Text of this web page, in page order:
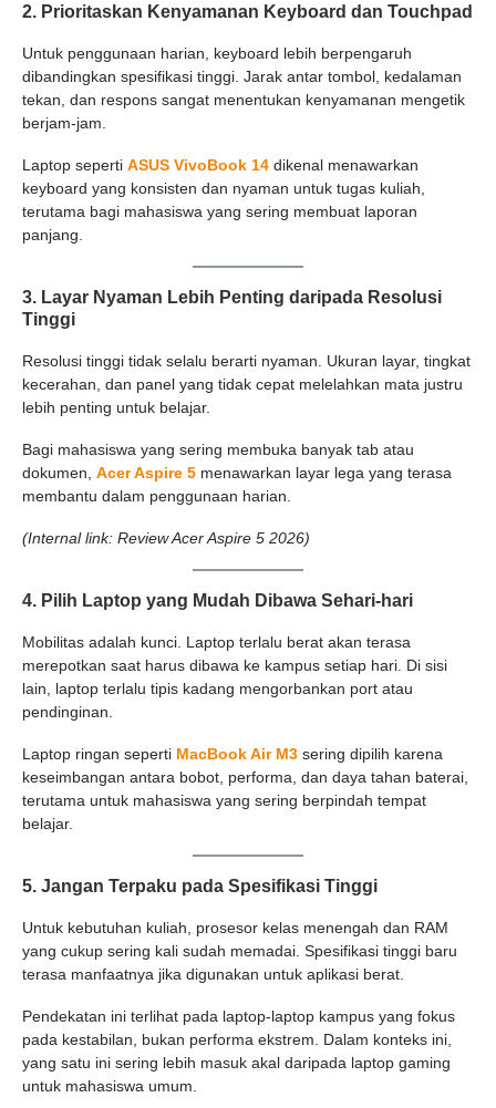
2. Prioritaskan Kenyamanan Keyboard dan Touchpad
Untuk penggunaan harian, keyboard lebih berpengaruh
dibandingkan spesifikasi tinggi. Jarak antar tombol, kedalaman
tekan, dan respons sangat menentukan kenyamanan mengetik
berjam-jam.
Laptop seperti ASUS VivoBook 14 dikenal menawarkan
keyboard yang konsisten dan nyaman untuk tugas kuliah,
terutama bagi mahasiswa yang sering membuat laporan
panjang.
3. Layar Nyaman Lebih Penting daripada Resolusi
Tinggi
Resolusi tinggi tidak selalu berarti nyaman. Ukuran layar, tingkat
kecerahan, dan panel yang tidak cepat melelahkan mata justru
lebih penting untuk belajar.
Bagi mahasiswa yang sering membuka banyak tab atau
dokumen, Acer Aspire 5 menawarkan layar lega yang terasa
membantu dalam penggunaan harian.
(Internal link: Review Acer Aspire 5 2026)
4. Pilih Laptop yang Mudah Dibawa Sehari-hari
Mobilitas adalah kunci. Laptop terlalu berat akan terasa
merepotkan saat harus dibawa ke kampus setiap hari. Di sisi
lain, laptop terlalu tipis kadang mengorbankan port atau
pendinginan.
Laptop ringan seperti MacBook Air M3 sering dipilih karena
keseimbangan antara bobot, performa, dan daya tahan baterai,
terutama untuk mahasiswa yang sering berpindah tempat
belajar.
5. Jangan Terpaku pada Spesifikasi Tinggi
Untuk kebutuhan kuliah, prosesor kelas menengah dan RAM
yang cukup sering kali sudah memadai. Spesifikasi tinggi baru
terasa manfaatnya jika digunakan untuk aplikasi berat.
Pendekatan ini terlihat pada laptop-laptop kampus yang fokus
pada kestabilan, bukan performa ekstrem. Dalam konteks ini,
yang satu ini sering lebih masuk akal daripada laptop gaming
untuk mahasiswa umum.